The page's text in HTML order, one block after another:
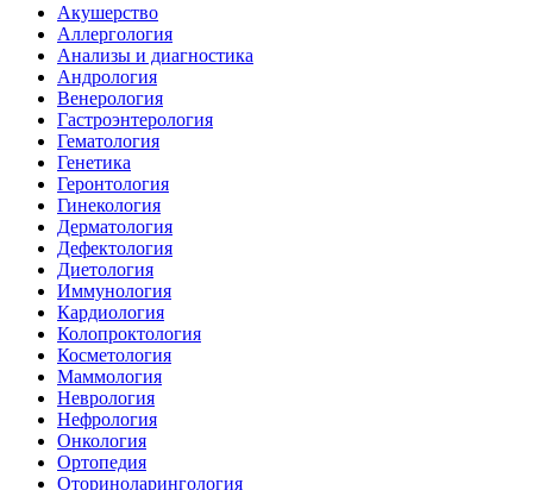
Акушерство
Аллергология
Анализы и диагностика
Андрология
Венерология
Гастроэнтерология
Гематология
Генетика
Геронтология
Гинекология
Дерматология
Дефектология
Диетология
Иммунология
Кардиология
Колопроктология
Косметология
Маммология
Неврология
Нефрология
Онкология
Ортопедия
Оториноларингология